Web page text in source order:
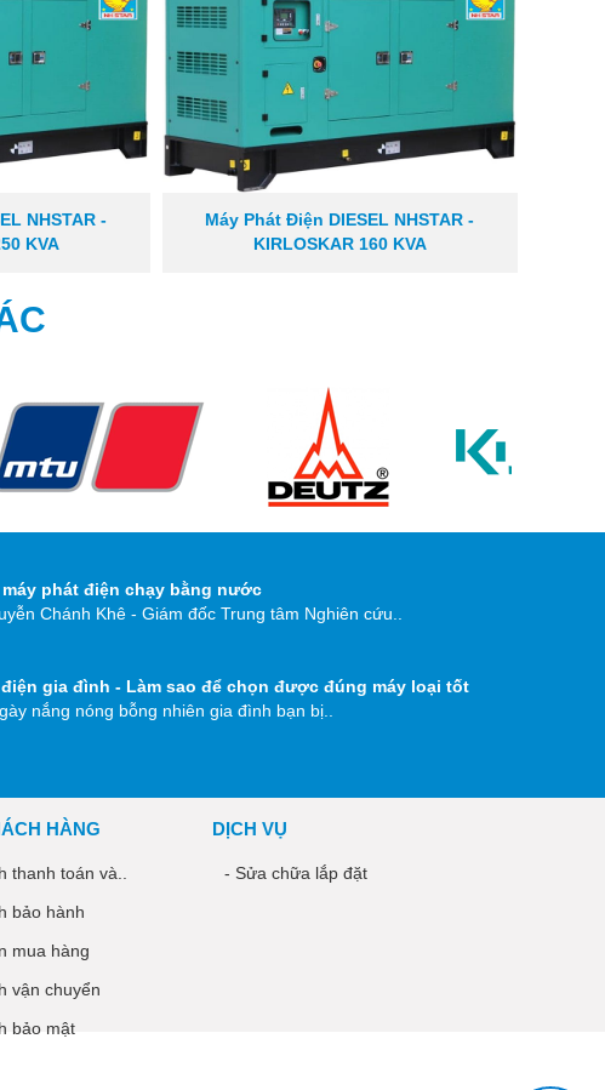
NHSTAR -
KVA
Máy Phát Điện DIESEL NHSTAR -
KIRLOSKAR 160 KVA
phát điện chạy bằng nước
Chánh Khê - Giám đốc Trung tâm Nghiên cứu..
gia đình - Làm sao để chọn được đúng máy loại tốt
nắng nóng bỗng nhiên gia đình bạn bị..
DỊCH VỤ
- Sửa chữa lắp đặt
HÀNG
thanh toán và..
bảo hành
mua hàng
vận chuyển
bảo mật